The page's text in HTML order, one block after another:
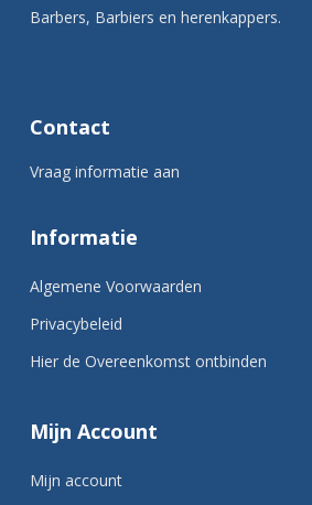
Barbers, Barbiers en herenkappers.
Contact
Vraag informatie aan
Informatie
Algemene Voorwaarden
Privacybeleid
Hier de Overeenkomst ontbinden
Mijn Account
Mijn account